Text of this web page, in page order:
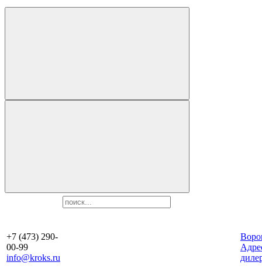
+7 (473) 290-
00-99
info@kroks.ru